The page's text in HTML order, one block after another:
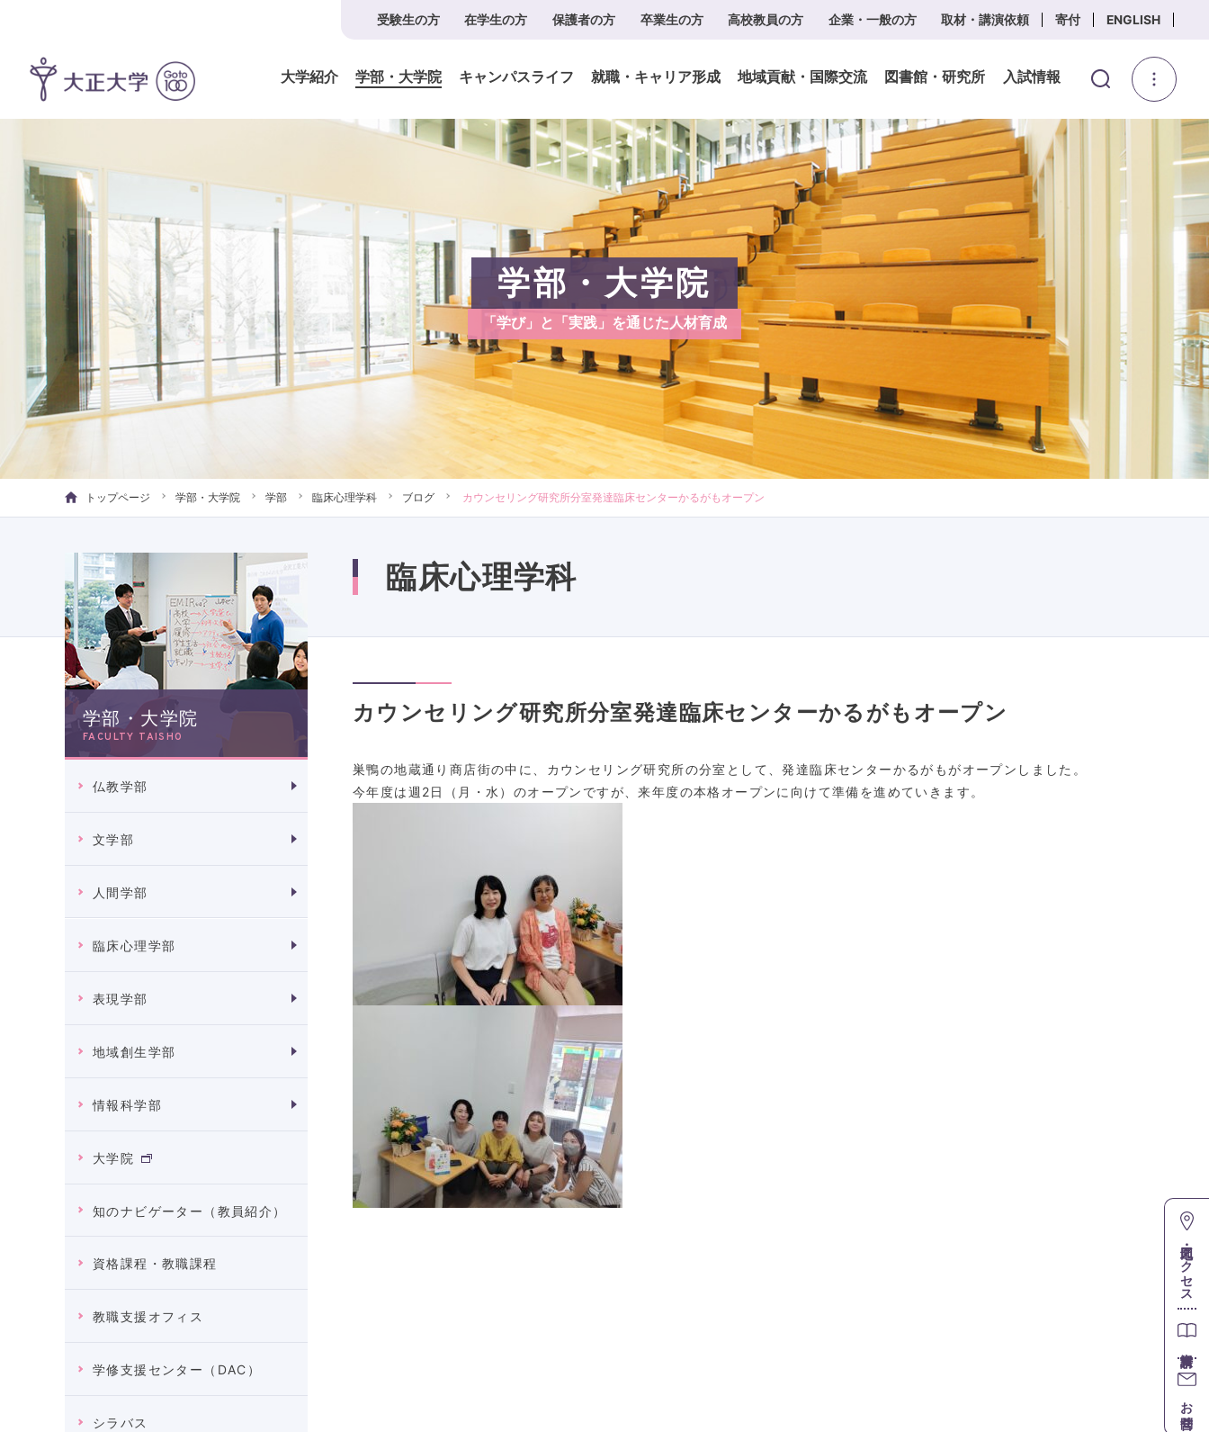
受験生の方 在学生の方 保護者の方 卒業生の方 高校教員の方 企業・一般の方 取材・講演依頼 寄付 ENGLISH
大学紹介 学部・大学院 キャンパスライフ 就職・キャリア形成 地域貢献・国際交流 図書館・研究所 入試情報
学部・大学院
「学び」と「実践」を通じた人材育成
トップページ 学部・大学院 学部 臨床心理学科 ブログ カウンセリング研究所分室発達臨床センターかるがもオープン
学部・大学院
FACULTY TAISHO
仏教学部
文学部
人間学部
臨床心理学部
表現学部
地域創生学部
情報科学部
大学院
知のナビゲーター（教員紹介）
資格課程・教職課程
教職支援オフィス
学修支援センター（DAC）
シラバス
臨床心理学科
カウンセリング研究所分室発達臨床センターかるがもオープン
巣鴨の地蔵通り商店街の中に、カウンセリング研究所の分室として、発達臨床センターかるがもがオープンしました。
今年度は週2日（月・水）のオープンですが、来年度の本格オープンに向けて準備を進めていきます。
地図・アクセス
お問合せ